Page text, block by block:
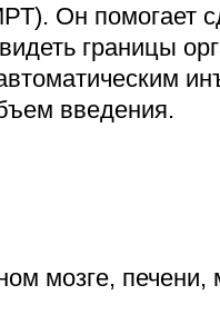
Он помогает
границы
введения.
мозге,